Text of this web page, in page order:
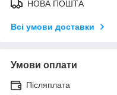
НОВА ПОШТА
Всі умови доставки
Умови оплати
Післяплата